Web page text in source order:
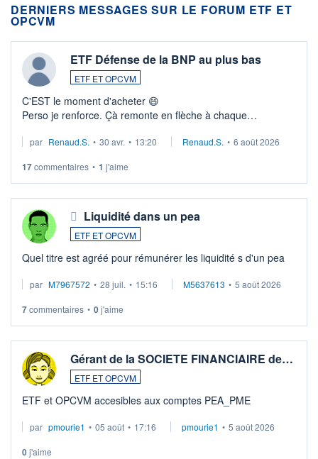
DERNIERS MESSAGES SUR LE FORUM ETF ET
OPCVM
ETF Défense de la BNP au plus bas
ETF ET OPCVM
C'EST le moment d'acheter 😄​
Perso je renforce. Çà remonte en flèche à chaque
Investissement long terme tip top pour sa retraite.
par Renaud.S. • 30 avr. • 13:20 Renaud.S. • 6 août 2026
17commentaires • 1 j'aime
Liquidité dans un pea
ETF ET OPCVM
Quel titre est agréé pour rémunérer les liquidité s d'un pea
par M7967572 • 28 juil. • 15:16 M5637613 • 5 août 2026
7commentaires • 0j'aime
Gérant de la SOCIETE FINANCIAIRE de…
ETF ET OPCVM
ETF et OPCVM accesibles aux comptes PEA_PME
par pmourie1 • 05 août • 17:16 pmourie1 • 5 août 2026
0j'aime